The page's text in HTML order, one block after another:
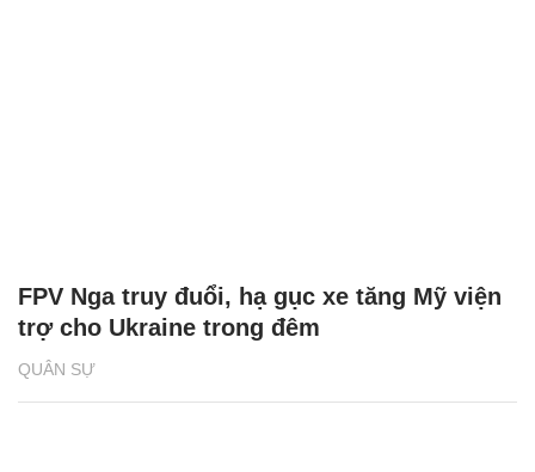
QUÂN SỰ
FPV Nga truy đuổi, hạ gục xe tăng Mỹ viện
trợ cho Ukraine trong đêm